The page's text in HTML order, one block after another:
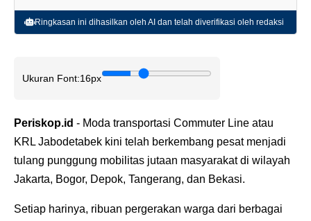
Ringkasan ini dihasilkan oleh AI dan telah diverifikasi oleh redaksi
Ukuran Font:16px
Periskop.id - Moda transportasi Commuter Line atau
KRL Jabodetabek kini telah berkembang pesat menjadi
tulang punggung mobilitas jutaan masyarakat di wilayah
Jakarta, Bogor, Depok, Tangerang, dan Bekasi.
Setiap harinya, ribuan pergerakan warga dari berbagai